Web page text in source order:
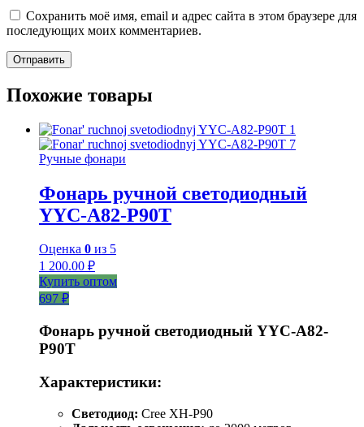
Сохранить моё имя, email и адрес сайта в этом браузере для
последующих моих комментариев.
Похожие товары
Ручные фонари
Фонарь ручной светодиодный
YYC-A82-P90T
Оценка 0 из 5
1 200.00 ₽
Купить оптом
697 ₽
Фонарь ручной светодиодный YYC-A82-
P90T
Характеристики:
Светодиод: Cree XH-P90